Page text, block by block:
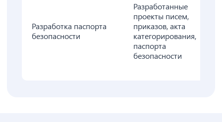
Разработка паспорта
безопасности
Разработанные
проекты писем,
приказов, акта
категорирования,
паспорта
безопасности